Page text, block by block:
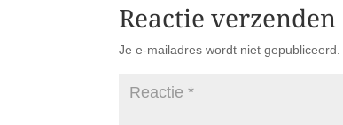
Reactie verzenden
Je e-mailadres wordt niet gepubliceerd.